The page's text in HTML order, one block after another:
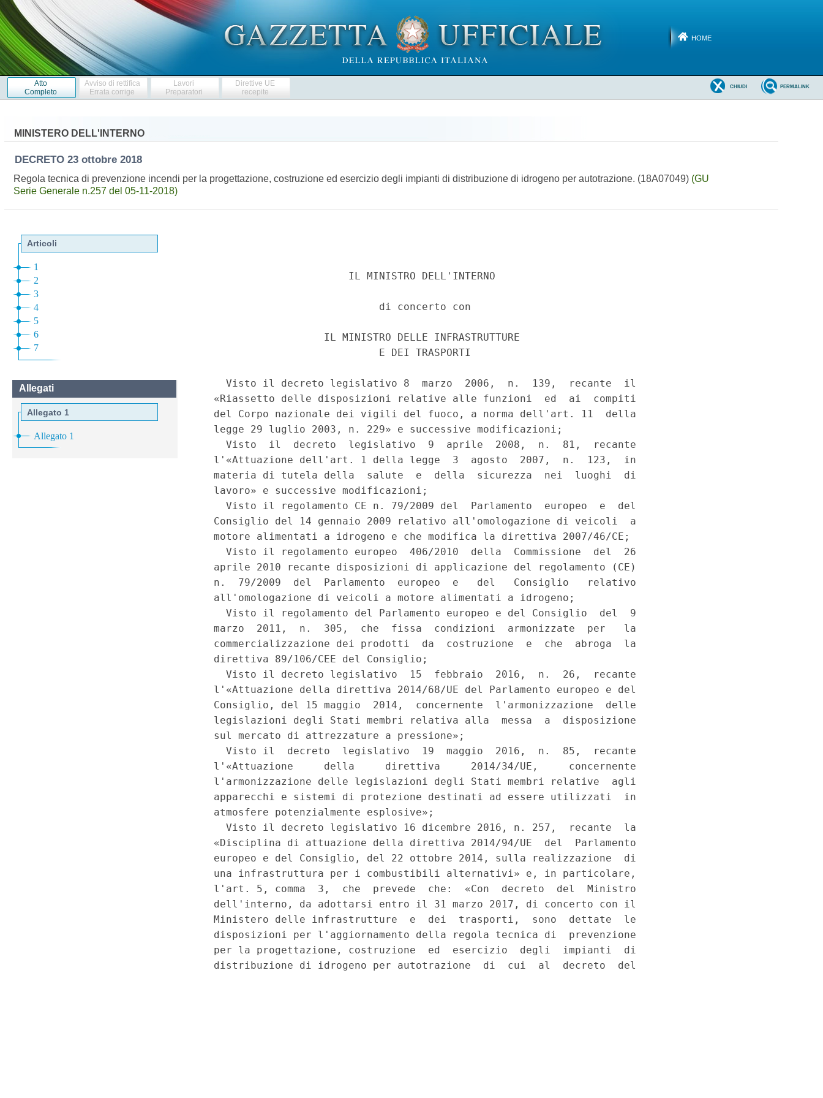
HOME
Atto
Completo
Avviso di rettifica
Errata corrige
Lavori
Preparatori
Direttive UE
recepite
PERMALINK
CHIUDI
MINISTERO DELL'INTERNO
DECRETO 23 ottobre 2018
Regola tecnica di prevenzione incendi per la progettazione, costruzione ed esercizio degli impianti di distribuzione di idrogeno per autotrazione. (18A07049) (GU
Serie Generale n.257 del 05-11-2018)